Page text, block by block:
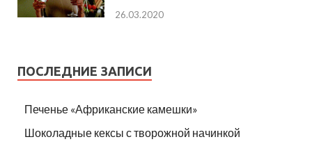
26.03.2020
ПОСЛЕДНИЕ ЗАПИСИ
Печенье «Африканские камешки»
Шоколадные кексы с творожной начинкой